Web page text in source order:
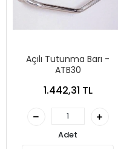
Açılı Tutunma Barı -
ATB30
1.442,31 TL
Adet